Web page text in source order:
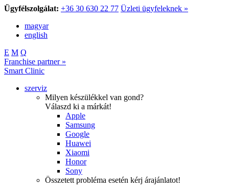
Ügyfélszolgálat: +36 30 630 22 77 Üzleti ügyfeleknek »
magyar
english
E M Q
Franchise partner »
Smart Clinic
szerviz
Milyen készülékkel van gond?
Válaszd ki a márkát!
Apple
Samsung
Google
Huawei
Xiaomi
Honor
Sony
Összetett probléma esetén kérj árajánlatot!